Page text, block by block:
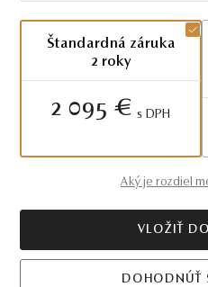
Štandardná záruka
2 roky
2 095 € S DPH
Aký je rozdiel
VLOŽIŤ
DOHODNÚŤ